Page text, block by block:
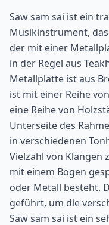
Saw sam sai ist ein
Musikinstrument,
der mit einer
in der Regel aus
Metallplatte ist aus
ist mit einer Reihe
eine Reihe von
Unterseite des
in verschiedenen
Vielzahl von Klängen
mit einem Bogen
oder Metall besteht.
geführt, um die
Saw sam sai ist ein